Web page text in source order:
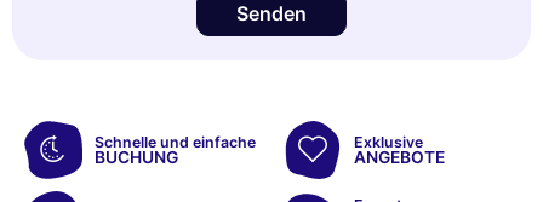
Senden
Schnelle und einfache
BUCHUNG
Exklusive
ANGEBOTE